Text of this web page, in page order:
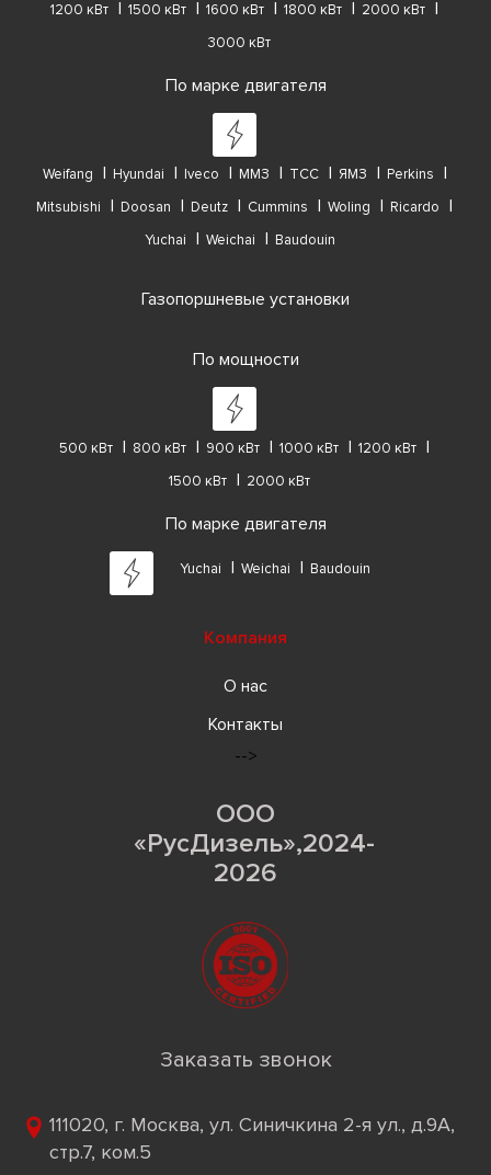
1200 кВт
1500 кВт 1600 кВт 1800 кВт
2000 кВт
3000 кВт
По марке двигателя
Weifang Hyundai Iveco ММЗ ТСС ЯМЗ
Perkins
Mitsubishi
Doosan Deutz Cummins Woling
Ricardo
Yuchai
Weichai Baudouin
Газопоршневые установки
По мощности
500 кВт 800 кВт 900 кВт 1000 кВт
1200 кВт
1500 кВт
2000 кВт
По марке двигателя
Yuchai Weichai Baudouin
Компания
О нас
Контакты
-->
ООО
«РусДизель»,2024-
2026
Заказать звонок
111020, г. Москва, ул. Синичкина 2-я ул., д.9А,
стр.7, ком.5